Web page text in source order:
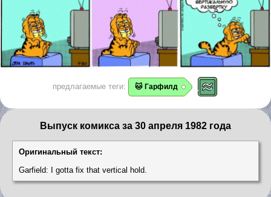
предлагаемые теги: 🐱 Гарфилд
Выпуск комикса за 30 апреля 1982 года
Оригинальный текст:
Garfield: I gotta fix that vertical hold.